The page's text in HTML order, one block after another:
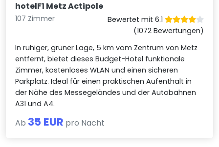
hotelF1 Metz Actipole
107 Zimmer
Bewertet mit 6.1
(1072 Bewertungen)
In ruhiger, grüner Lage, 5 km vom Zentrum von Metz
entfernt, bietet dieses Budget-Hotel funktionale
Zimmer, kostenloses WLAN und einen sicheren
Parkplatz. Ideal für einen praktischen Aufenthalt in
der Nähe des Messegeländes und der Autobahnen
A31 und A4.
Ab 35 EUR pro Nacht